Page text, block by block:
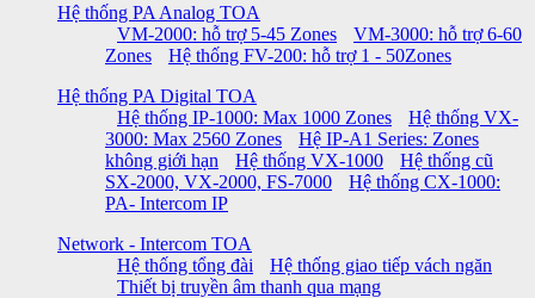
Hệ thống PA Analog TOA
VM-2000: hỗ trợ 5-45 Zones
VM-3000: hỗ trợ 6-60
Zones
Hệ thống FV-200: hỗ trợ 1 - 50Zones
Hệ thống PA Digital TOA
Hệ thống IP-1000: Max 1000 Zones
Hệ thống VX-
3000: Max 2560 Zones
Hệ IP-A1 Series: Zones
không giới hạn
Hệ thống VX-1000
Hệ thống cũ
SX-2000, VX-2000, FS-7000
Hệ thống CX-1000:
PA- Intercom IP
Network - Intercom TOA
Hệ thống tổng đài
Hệ thống giao tiếp vách ngăn
Thiết bị truyền âm thanh qua mạng